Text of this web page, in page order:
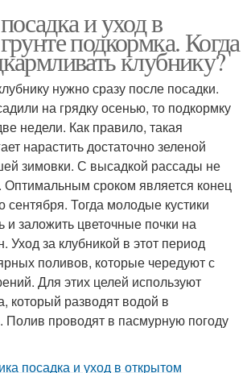
и уход в
подкормка. Когда
клубнику?
нужно сразу после посадки.
на грядку осенью, то подкормку
недели. Как правило, такая
нарастить достаточно зеленой
зимовки. С высадкой рассады не
Оптимальным сроком является конец
сентября. Тогда молодые кустики
и заложить цветочные почки на
Уход за клубникой в этот период
поливов, которые чередуют с
Для этих целей используют
который разводят водой в
Полив проводят в пасмурную погоду